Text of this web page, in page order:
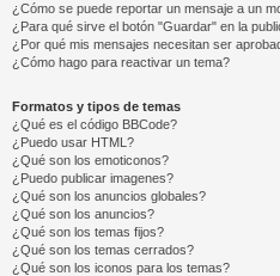
¿Cómo se puede reportar un mensaje a un
¿Para qué sirve el botón "Guardar" en la
¿Por qué mis mensajes necesitan ser
¿Cómo hago para reactivar un tema?
Formatos y tipos de temas
¿Qué es el código BBCode?
¿Puedo usar HTML?
¿Qué son los emoticonos?
¿Puedo publicar imagenes?
¿Qué son los anuncios globales?
¿Qué son los anuncios?
¿Qué son los temas fijos?
¿Qué son los temas cerrados?
¿Qué son los iconos para los temas?